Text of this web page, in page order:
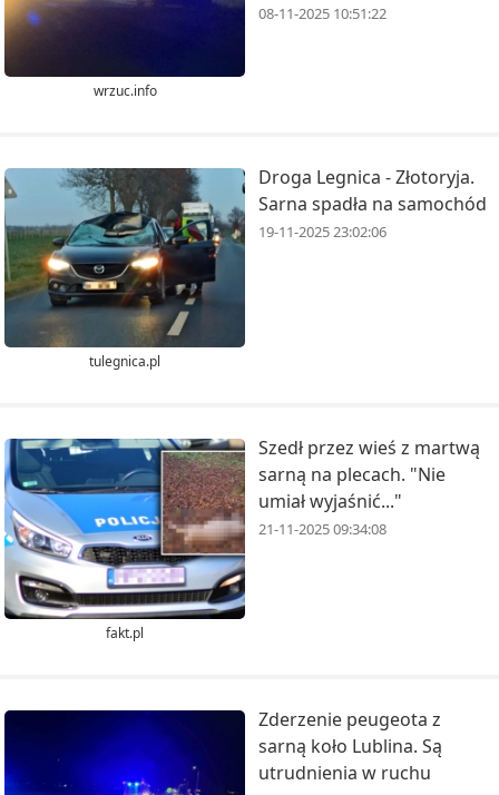
wrzuc.info
08-11-2025 10:51:22
tulegnica.pl
Droga Legnica - Złotoryja.
Sarna spadła na samochód
19-11-2025 23:02:06
fakt.pl
Szedł przez wieś z martwą
sarną na plecach. "Nie
umiał wyjaśnić..."
21-11-2025 09:34:08
Zderzenie peugeota z
sarną koło Lublina. Są
utrudnienia w ruchu